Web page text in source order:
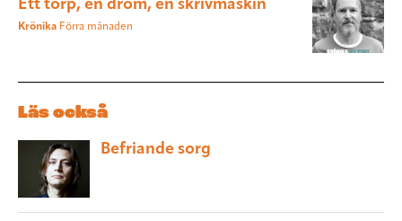
Ett torp, en dröm, en skrivmaskin
Krönika Förra månaden
Läs också
Befriande sorg